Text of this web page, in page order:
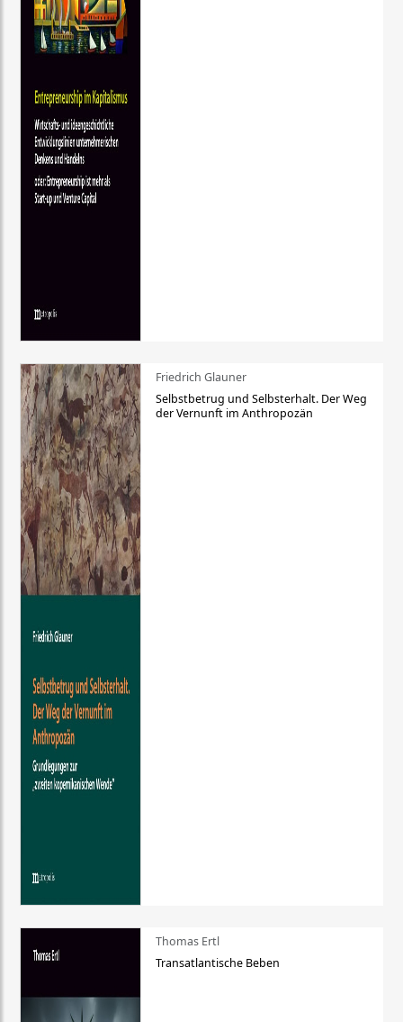
Friedrich Glauner
Selbstbetrug und Selbsterhalt. Der Weg
der Vernunft im Anthropozän
Thomas Ertl
Transatlantische Beben